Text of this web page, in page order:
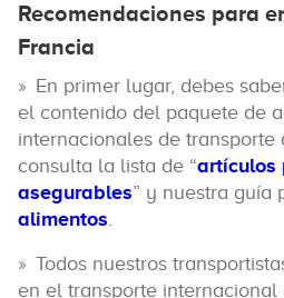
Recomendaciones para
Francia
En primer lugar, debes
el contenido del paquete de
internacionales de transporte
consulta la lista de “artículos
asegurables” y nuestra guía
alimentos.
Todos nuestros
en el transporte internacional